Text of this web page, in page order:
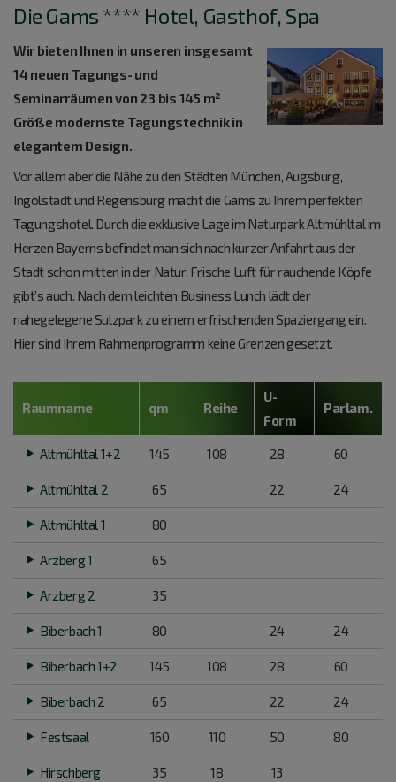
Die Gams **** Hotel, Gasthof, Spa
Wir bieten Ihnen in unseren insgesamt
14 neuen Tagungs- und
Seminarräumen von 23 bis 145 m²
Größe modernste Tagungstechnik in
elegantem Design.
Vor allem aber die Nähe zu den Städten München, Augsburg,
Ingolstadt und Regensburg macht die Gams zu Ihrem perfekten
Tagungshotel. Durch die exklusive Lage im Naturpark Altmühltal im
Herzen Bayerns befindet man sich nach kurzer Anfahrt aus der
Stadt schon mitten in der Natur. Frische Luft für rauchende Köpfe
gibt’s auch. Nach dem leichten Business Lunch lädt der
nahegelegene Sulzpark zu einem erfrischenden Spaziergang ein.
Hier sind Ihrem Rahmenprogramm keine Grenzen gesetzt.
Raumname qm Reihe
U-
Form
Parlam.
Altmühltal 1+2 145 108 28 60
Altmühltal 2 65 22 24
Altmühltal 1 80
Arzberg 1 65
Arzberg 2 35
Biberbach 1 80 24 24
Biberbach 1+2 145 108 28 60
Biberbach 2 65 22 24
Festsaal 160 110 50 80
Hirschberg 35 18 13